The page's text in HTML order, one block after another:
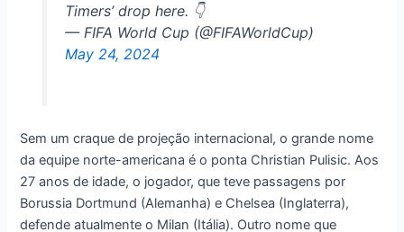
Timers’ drop here. 👇
— FIFA World Cup (@FIFAWorldCup)
May 24, 2024
Sem um craque de projeção internacional, o grande nome
da equipe norte-americana é o ponta Christian Pulisic. Aos
27 anos de idade, o jogador, que teve passagens por
Borussia Dortmund (Alemanha) e Chelsea (Inglaterra),
defende atualmente o Milan (Itália). Outro nome que